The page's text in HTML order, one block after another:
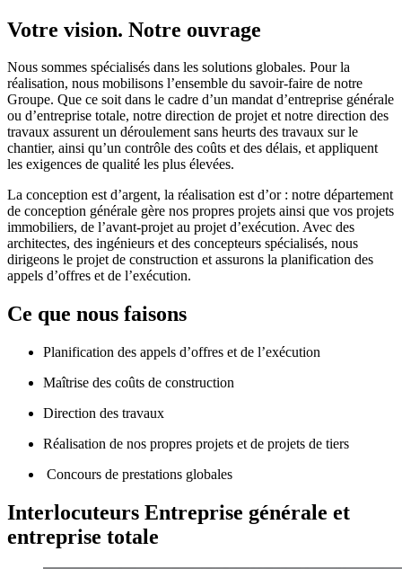
Votre vision. Notre ouvrage
Nous sommes spécialisés dans les solutions globales. Pour la
réalisation, nous mobilisons l’ensemble du savoir-faire de notre
Groupe. Que ce soit dans le cadre d’un mandat d’entreprise générale
ou d’entreprise totale, notre direction de projet et notre direction des
travaux assurent un déroulement sans heurts des travaux sur le
chantier, ainsi qu’un contrôle des coûts et des délais, et appliquent
les exigences de qualité les plus élevées.
La conception est d’argent, la réalisation est d’or : notre département
de conception générale gère nos propres projets ainsi que vos projets
immobiliers, de l’avant-projet au projet d’exécution. Avec des
architectes, des ingénieurs et des concepteurs spécialisés, nous
dirigeons le projet de construction et assurons la planification des
appels d’offres et de l’exécution.
Ce que nous faisons
Planification des appels d’offres et de l’exécution
Maîtrise des coûts de construction
Direction des travaux
Réalisation de nos propres projets et de projets de tiers
Concours de prestations globales
Interlocuteurs Entreprise générale et
entreprise totale